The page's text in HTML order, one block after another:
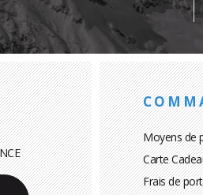
Moyens de
Carte
Frais de